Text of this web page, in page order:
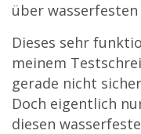
über wasserfesten
Dieses sehr
meinem
gerade nicht
Doch eigentlich
diesen